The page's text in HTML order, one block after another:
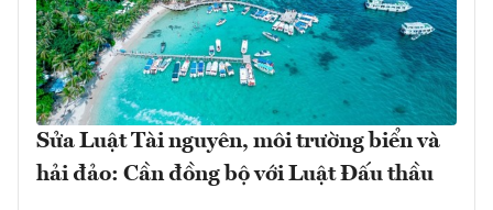
Sửa Luật Tài nguyên, môi trường biển và
hải đảo: Cần đồng bộ với Luật Đấu thầu